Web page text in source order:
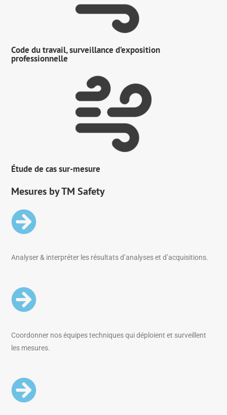
Code du travail, surveillance d’exposition
professionnelle
Étude de cas sur-mesure
Mesures by TM Safety
Analyser & interpréter les résultats d’analyses et d’acquisitions.
Coordonner nos équipes techniques qui déploient et surveillent
les mesures.